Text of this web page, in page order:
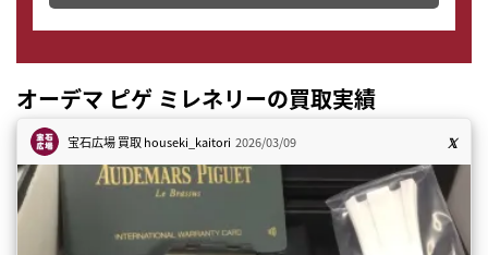
オーデマ ピゲ ミレネリーの買取実績
宝石広場 買取houseki_kaitori 2026/03/09